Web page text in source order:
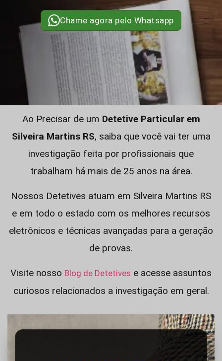
Chame agora pelo Whatsapp
Ao Precisar de um Detetive Particular em
Silveira Martins RS, saiba que você vai ter uma
investigação feita por profissionais que
trabalham há mais de 25 anos na área.
Nossos Detetives atuam em Silveira Martins RS
e em todo o estado com os melhores recursos
eletrônicos e técnicas avançadas para a geração
de provas.
Visite nosso Blog de Detetives e acesse assuntos
curiosos relacionados a investigação em geral.